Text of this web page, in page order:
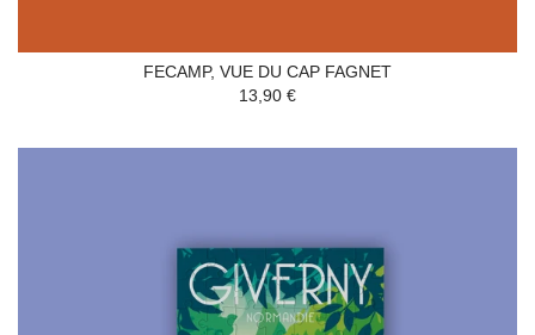
FECAMP, VUE DU CAP FAGNET
13,90 €